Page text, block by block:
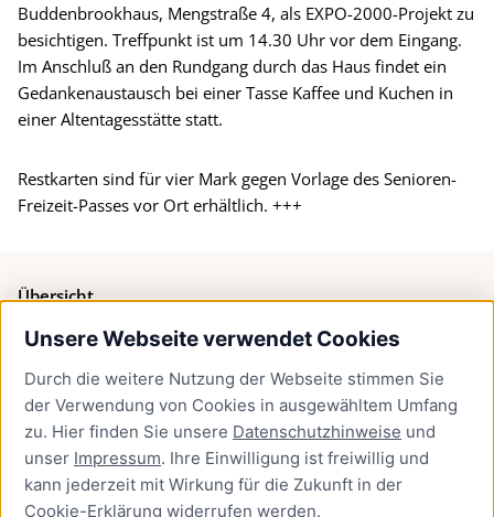
Unsere Webseite verwendet Cookies
Durch die weitere Nutzung der Webseite stimmen Sie
der Verwendung von Cookies in ausgewähltem Umfang
zu. Hier finden Sie unsere Datenschutzhinweise und
unser Impressum. Ihre Einwilligung ist freiwillig und
kann jederzeit mit Wirkung für die Zukunft in der
Cookie-Erklärung widerrufen werden.
Buddenbrookhaus, Mengstraße 4, als EXPO-2000-Projekt zu
besichtigen. Treffpunkt ist um 14.30 Uhr vor dem Eingang.
Im Anschluß an den Rundgang durch das Haus findet ein
Gedankenaustausch bei einer Tasse Kaffee und Kuchen in
einer Altentagesstätte statt.
Restkarten sind für vier Mark gegen Vorlage des Senioren-
Freizeit-Passes vor Ort erhältlich. +++
Übersicht
Bürgerservice
Presse
Newsletter Lübeck:kompakt
Kontakt
Kontakt